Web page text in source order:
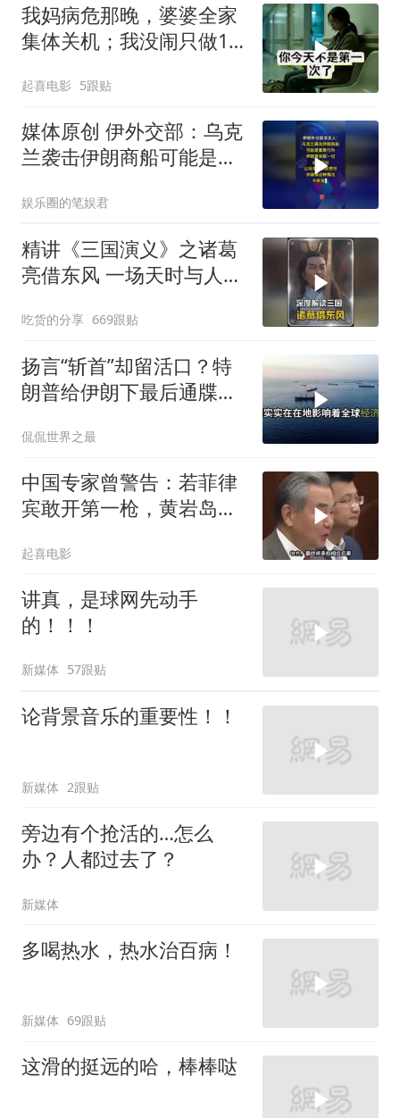
我妈病危那晚，婆婆全家
集体关机；我没闹只做1
你是不是疯了？
起喜电影 5跟贴
媒体原创 伊外交部：乌克
兰袭击伊朗商船可能是蓄
娱乐圈的笔娱君
精讲《三国演义》之诸葛
亮借东风 一场天时与人性
吃货的分享 669跟贴
扬言“斩首”却留活口？特
朗普给伊朗下最后通牒，
侃侃世界之最
中国专家曾警告：若菲律
宾敢开第一枪，黄岩岛填
起喜电影
讲真，是球网先动手
的！！！
新媒体 57跟贴
论背景音乐的重要性！！
新媒体 2跟贴
旁边有个抢活的…怎么
办？人都过去了？
新媒体
多喝热水，热水治百病！
新媒体 69跟贴
这滑的挺远的哈，棒棒哒